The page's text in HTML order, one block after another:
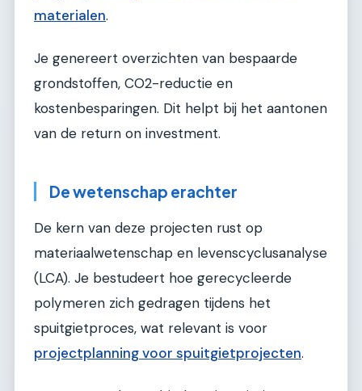
materialen.
Je genereert overzichten van bespaarde
grondstoffen, CO2-reductie en
kostenbesparingen. Dit helpt bij het aantonen
van de return on investment.
De wetenschap erachter
De kern van deze projecten rust op
materiaalwetenschap en levenscyclusanalyse
(LCA). Je bestudeert hoe gerecycleerde
polymeren zich gedragen tijdens het
spuitgietproces, wat relevant is voor
projectplanning voor spuitgietprojecten.